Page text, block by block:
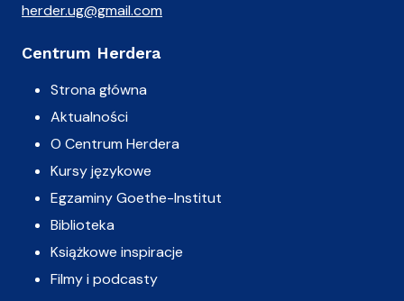
herder.ug@gmail.com
Centrum Herdera
Strona główna
Aktualności
O Centrum Herdera
Kursy językowe
Egzaminy Goethe-Institut
Biblioteka
Książkowe inspiracje
Filmy i podcasty